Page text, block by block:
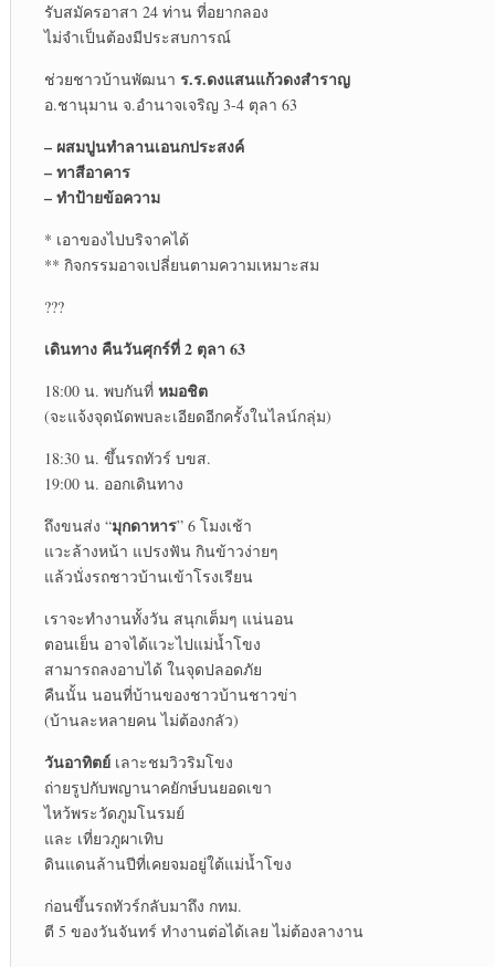
รับสมัครอาสา 24 ท่าน ที่อยากลอง
ไม่จำเป็นต้องมีประสบการณ์
ช่วยชาวบ้านพัฒนา ร.ร.ดงแสนแก้วดงสำราญ
อ.ชานุมาน จ.อำนาจเจริญ 3-4 ตุลา 63
– ผสมปูนทำลานเอนกประสงค์
– ทาสีอาคาร
– ทำป้ายข้อความ
* เอาของไปบริจาคได้
** กิจกรรมอาจเปลี่ยนตามความเหมาะสม
???
เดินทาง คืนวันศุกร์ที่ 2 ตุลา 63
18:00 น. พบกันที่ หมอชิต
(จะแจ้งจุดนัดพบละเอียดอีกครั้งในไลน์กลุ่ม)
18:30 น. ขึ้นรถทัวร์ บขส.
19:00 น. ออกเดินทาง
ถึงขนส่ง “มุกดาหาร” 6 โมงเช้า
แวะล้างหน้า แปรงฟัน กินข้าวง่ายๆ
แล้วนั่งรถชาวบ้านเข้าโรงเรียน
เราจะทำงานทั้งวัน สนุกเต็มๆ แน่นอน
ตอนเย็น อาจได้แวะไปแม่น้ำโขง
สามารถลงอาบได้ ในจุดปลอดภัย
คืนนั้น นอนที่บ้านของชาวบ้านชาวข่า
(บ้านละหลายคน ไม่ต้องกลัว)
วันอาทิตย์เลาะชมวิวริมโขง
ถ่ายรูปกับพญานาคยักษ์บนยอดเขา
ไหว้พระวัดภูมโนรมย์
และ เที่ยวภูผาเทิบ
ดินแดนล้านปีที่เคยจมอยู่ใต้แม่น้ำโขง
ก่อนขึ้นรถทัวร์กลับมาถึง กทม.
ตี 5 ของวันจันทร์ ทำงานต่อได้เลย ไม่ต้องลางาน